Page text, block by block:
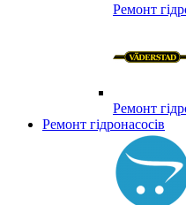
Ремонт
Ремонт
Ремонт гідронасосів